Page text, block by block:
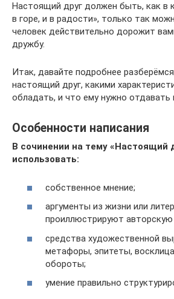
Настоящий друг должен быть, как в
в горе, и в радости», только так
человек действительно дорожит
дружбу.
Итак, давайте подробнее
настоящий друг, какими
обладать, и что ему нужно отдавать
Особенности написания
В сочинении на тему «Настоящий
использовать:
собственное мнение;
аргументы из жизни или
проиллюстрируют авторскую
средства художественной
метафоры, эпитеты,
обороты;
умение правильно